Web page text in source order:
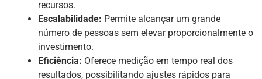
recursos.
Escalabilidade: Permite alcançar um grande
número de pessoas sem elevar proporcionalmente o
investimento.
Eficiência: Oferece medição em tempo real dos
resultados, possibilitando ajustes rápidos para